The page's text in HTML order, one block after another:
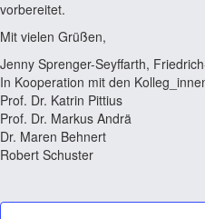
vorbereitet.
Mit vielen Grüßen,
Jenny Sprenger-Seyffarth,
In Kooperation mit den
Prof. Dr. Katrin Pittius
Prof. Dr. Markus Andrä
Dr. Maren Behnert
Robert Schuster